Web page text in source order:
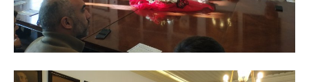
Sing up for our newsletter
to stay in the loop.